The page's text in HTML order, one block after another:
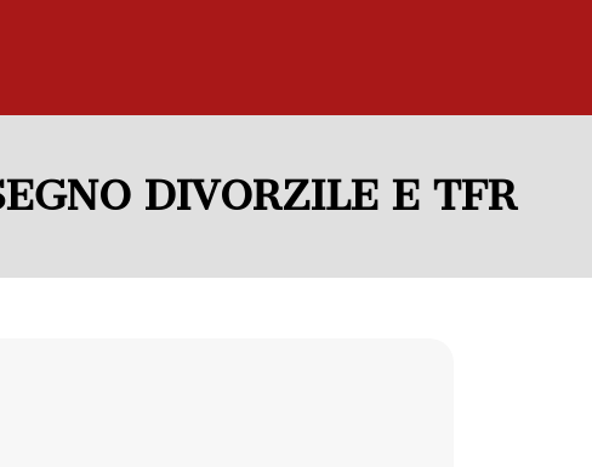
DIVORZILE E TFR